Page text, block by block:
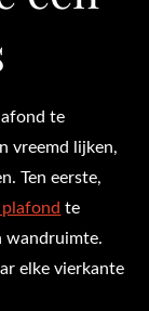
te
vreemd lijken,
Ten eerste,
te
wandruimte.
elke vierkante